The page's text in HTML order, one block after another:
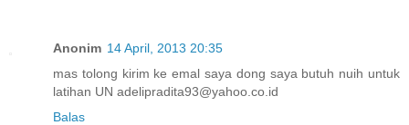
Anonim 14 April, 2013 20:35
mas tolong kirim ke emal saya dong saya butuh nuih untuk
latihan UN adelipradita93@yahoo.co.id
Balas